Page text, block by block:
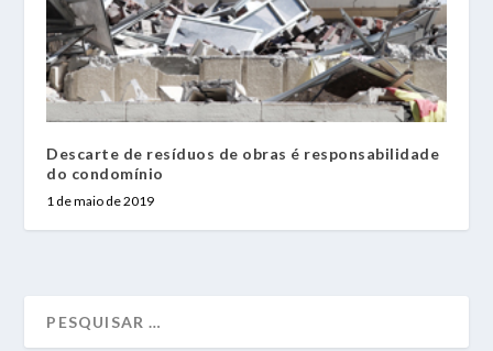
Descarte de resíduos de obras é responsabilidade
do condomínio
1 de maio de 2019